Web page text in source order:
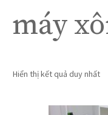
máy
Hiển thị kết quả duy nhất